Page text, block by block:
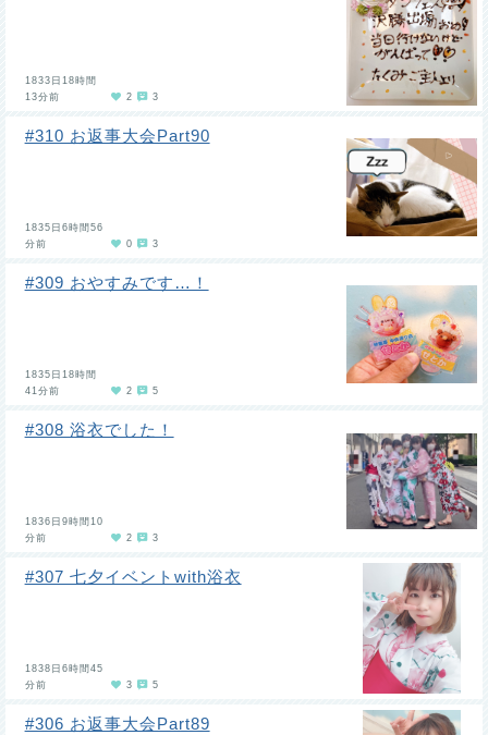
1833日18時間
13分前
2 3
#310 お返事大会Part90
1835日6時間56
分前
0 3
#309 おやすみです…！
1835日18時間
41分前
2 5
#308 浴衣でした！
1836日9時間10
分前
2 3
#307 七夕イベントwith浴衣
1838日6時間45
分前
3 5
#306 お返事大会Part89